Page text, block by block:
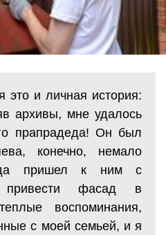
и личная история:
архивы, мне удалось
прапрадеда! Он был
конечно, немало
пришел к ним с
привести фасад в
воспоминания,
с моей семьей, и я